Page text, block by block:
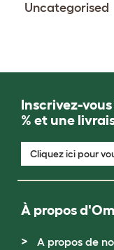
Uncategorised
Inscrivez-
% et une
Cliquez ici pour
À propos
A propos de